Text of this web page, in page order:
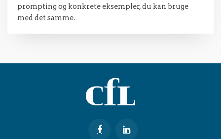
prompting og konkrete eksempler, du kan bruge
med det samme.